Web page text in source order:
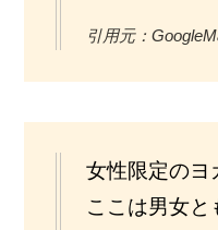
引用元：
女性限定のヨ
ここは男女と